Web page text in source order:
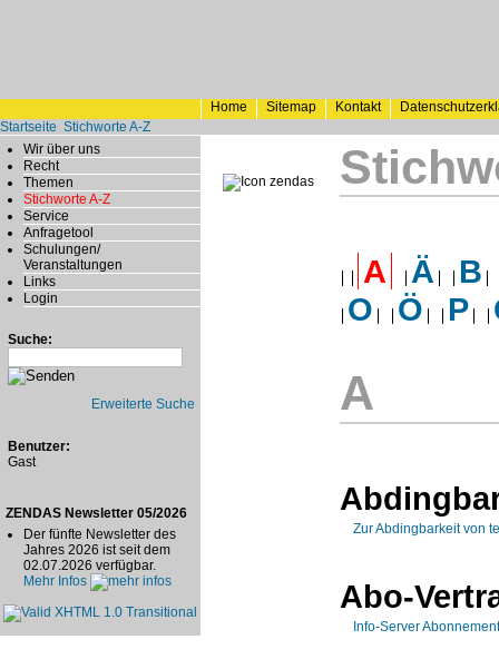
Home Sitemap Kontakt
Startseite Stichworte A-Z
Wir über uns
Recht
Themen
Stichworte A-Z
Service
Anfragetool
Schulungen/
Veranstaltungen
Links
Login
Suche:
Erweiterte Suche
Benutzer:
Gast
ZENDAS Newsletter 05/2026
Der fünfte Newsletter des
Jahres 2026 ist seit dem
02.07.2026 verfügbar.
Mehr Infos
A Ä
B
O
Ö P
A
Zur Abdingbarkeit von
Abo-
Info-Server Abonnement